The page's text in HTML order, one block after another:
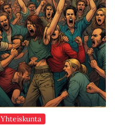
Yhteiskunta